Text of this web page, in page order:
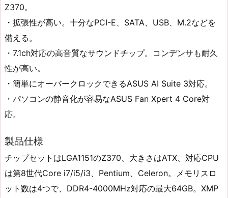
Z370。
・拡張性が高い。十分なPCI-E、SATA、USB、M.2などを
備える。
・7.1ch対応の高音質なサウンドチップ。コンデンサも耐久
性が高い。
・簡単にオーバークロックできるASUS AI Suite 3対応。
・パソコンの静音化が容易なASUS Fan Xpert 4 Core対
応。
製品仕様
チップセットはLGA1151のZ370、大きさはATX、対応CPU
は第8世代Core i7/i5/i3、Pentium、Celeron。メモリスロ
ット数は4つで、DDR4-4000MHz対応の最大64GB。XMP